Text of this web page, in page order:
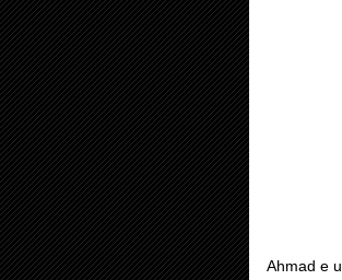
Ahmad e